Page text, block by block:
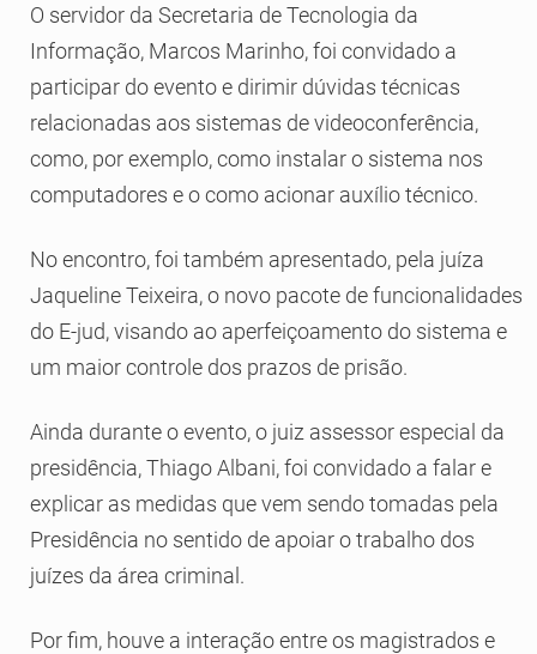
O servidor da Secretaria de Tecnologia da
Informação, Marcos Marinho, foi convidado a
participar do evento e dirimir dúvidas técnicas
relacionadas aos sistemas de videoconferência,
como, por exemplo, como instalar o sistema nos
computadores e o como acionar auxílio técnico.
No encontro, foi também apresentado, pela juíza
Jaqueline Teixeira, o novo pacote de funcionalidades
do E-jud, visando ao aperfeiçoamento do sistema e
um maior controle dos prazos de prisão.
Ainda durante o evento, o juiz assessor especial da
presidência, Thiago Albani, foi convidado a falar e
explicar as medidas que vem sendo tomadas pela
Presidência no sentido de apoiar o trabalho dos
juízes da área criminal.
Por fim, houve a interação entre os magistrados e